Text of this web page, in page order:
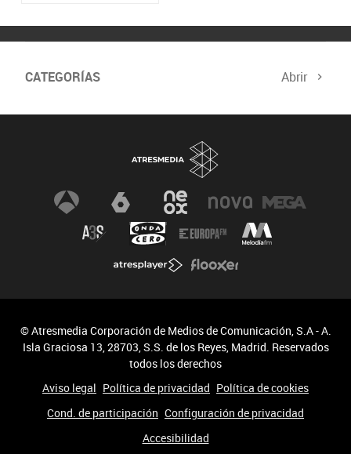
CATEGORÍAS Abrir
© Atresmedia Corporación de Medios de Comunicación, S.A - A.
Isla Graciosa 13, 28703, S.S. de los Reyes, Madrid. Reservados
todos los derechos
Aviso legal Política de privacidad Política de cookies
Cond. de participación Configuración de privacidad
Accesibilidad